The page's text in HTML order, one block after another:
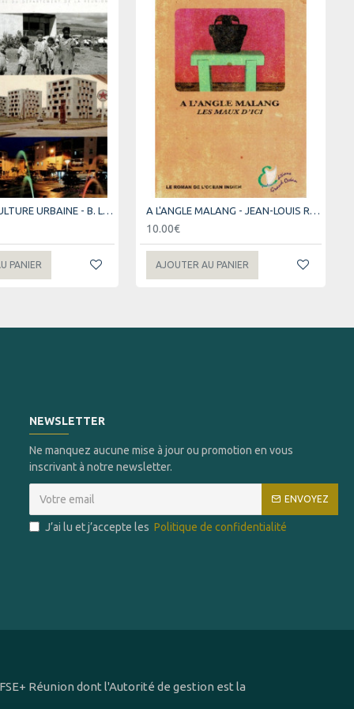
PANIER
10.00€
AJOUTER AU PANIER
NEWSLETTER
Ne manquez aucune mise à jour ou promotion en vous
inscrivant à notre newsletter.
ENVOYEZ
J’ai lu et j’accepte les Politique de confidentialité
Réunion dont l'Autorité de gestion est la